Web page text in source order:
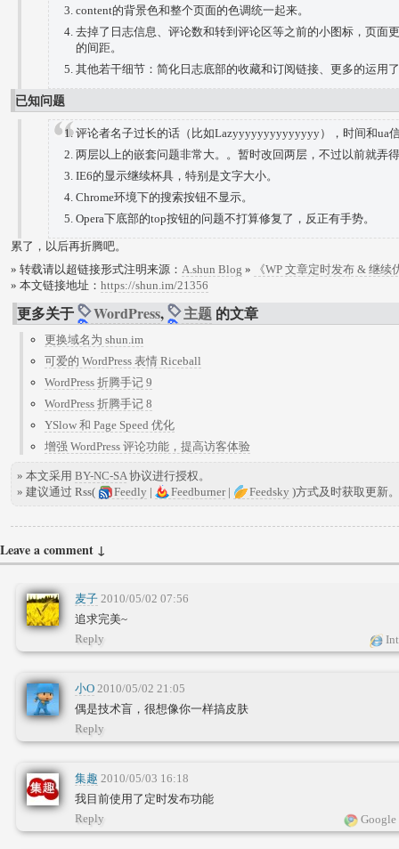
content的背景色和整个页面的色调统一起来。
去掉了日志信息、评论数和转到评论区等之前的小图标，页面
的间距。
其他若干细节：简化日志底部的收藏和订阅链接、更多的运用
已知问题
评论者名子过长的话（比如Lazyyyyyyyyyyyyyy），时间和ua
两层以上的嵌套问题非常大。。暂时改回两层，不过以前就弄
IE6的显示继续杯具，特别是文字大小。
Chrome环境下的搜索按钮不显示。
Opera下底部的top按钮的问题不打算修复了，反正有手势。
累了，以后再折腾吧。
» 转载请以超链接形式注明来源： A.shun Blog »
《WP 文章定时发布 & 继续
» 本文链接地址： https://shun.im/21356
更多关于 WordPress, 主题 的文章
更换域名为 shun.im
可爱的 WordPress 表情 Riceball
WordPress 折腾手记 9
WordPress 折腾手记 8
YSlow 和 Page Speed 优化
增强 WordPress 评论功能，提高访客体验
» 本文采用 BY-NC-SA协议进行授权。
» 建议通过 Rss(
Feedly | Feedburner| Feedsky )方式及时获取更新。
Leave a comment ↓
麦子 2010/05/02 07:56
追求完美~
Reply
小O 2010/05/02 21:05
偶是技术盲，很想像你一样搞皮肤
Reply
集趣 2010/05/03 16:18
我目前使用了定时发布功能
Reply